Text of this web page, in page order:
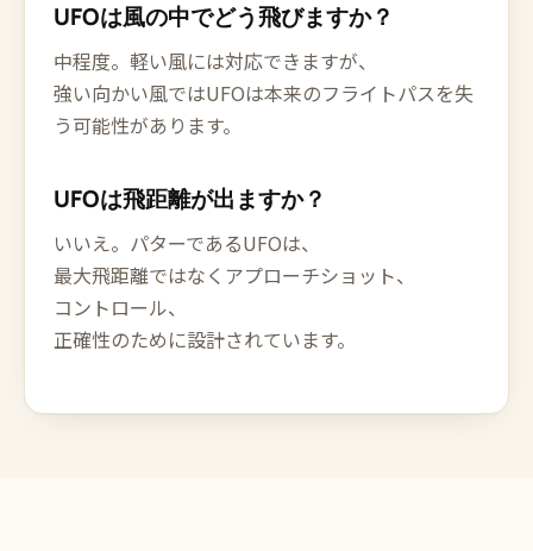
UFOは風の中でどう飛びますか？
中程度。軽い風には対応できますが、
強い向かい風ではUFOは本来のフライトパスを失
う可能性があります。
UFOは飛距離が出ますか？
いいえ。パターであるUFOは、
最大飛距離ではなくアプローチショット、
コントロール、
正確性のために設計されています。